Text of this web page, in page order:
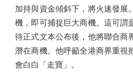
加持與資金傾斜下，將火速發展
機，即可捕捉巨大商機。這可謂
待正式文本公布後，他將聯合商
潛在商機。他呼籲全港商界重視
會白白「走寶」。